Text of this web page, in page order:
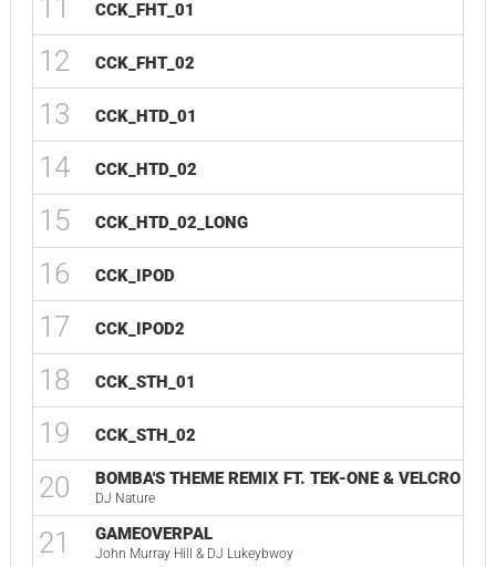
11 CCK_FHT_01
12 CCK_FHT_02
13 CCK_HTD_01
14 CCK_HTD_02
15 CCK_HTD_02_LONG
16 CCK_IPOD
17 CCK_IPOD2
18 CCK_STH_01
19 CCK_STH_02
20 BOMBA'S THEME REMIX FT. TEK-ONE & VELCRO
DJ Nature
21 GAMEOVERPAL
John Murray Hill & DJ Lukeybwoy